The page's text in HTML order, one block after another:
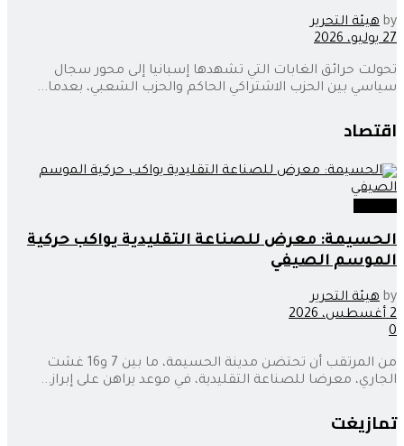
by هيئة التحرير
27 يوليو، 2026
تحولت حرائق الغابات التي تشهدها إسبانيا إلى محور سجال
سياسي بين الحزب الاشتراكي الحاكم والحزب الشعبي، بعدما...
اقتصاد
الحسيمة: معرض للصناعة التقليدية يواكب حركية
الموسم الصيفي
by هيئة التحرير
2 أغسطس، 2026
0
من المرتقب أن تحتضن مدينة الحسيمة، ما بين 7 و16 غشت
الجاري، معرضا للصناعة التقليدية، في موعد يراهن على إبراز...
تمازيغت